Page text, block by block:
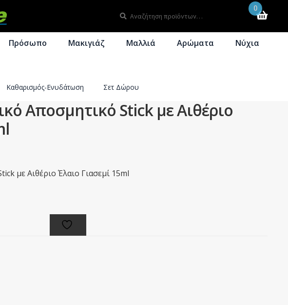
για:
0
Καθαρισμός-Ενυδάτωση Σετ Δώρου
Πρόσωπο Μακιγιάζ Μαλλιά Αρώματα Νύχια
Αποσμητικό Stick με Αιθέριο
με Αιθέριο Έλαιο Γιασεμί 15ml